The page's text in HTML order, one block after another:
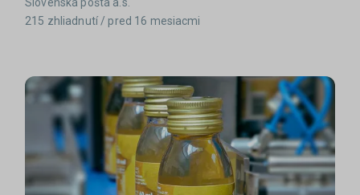
215 zhliadnutí / pred 16 mesiacmi